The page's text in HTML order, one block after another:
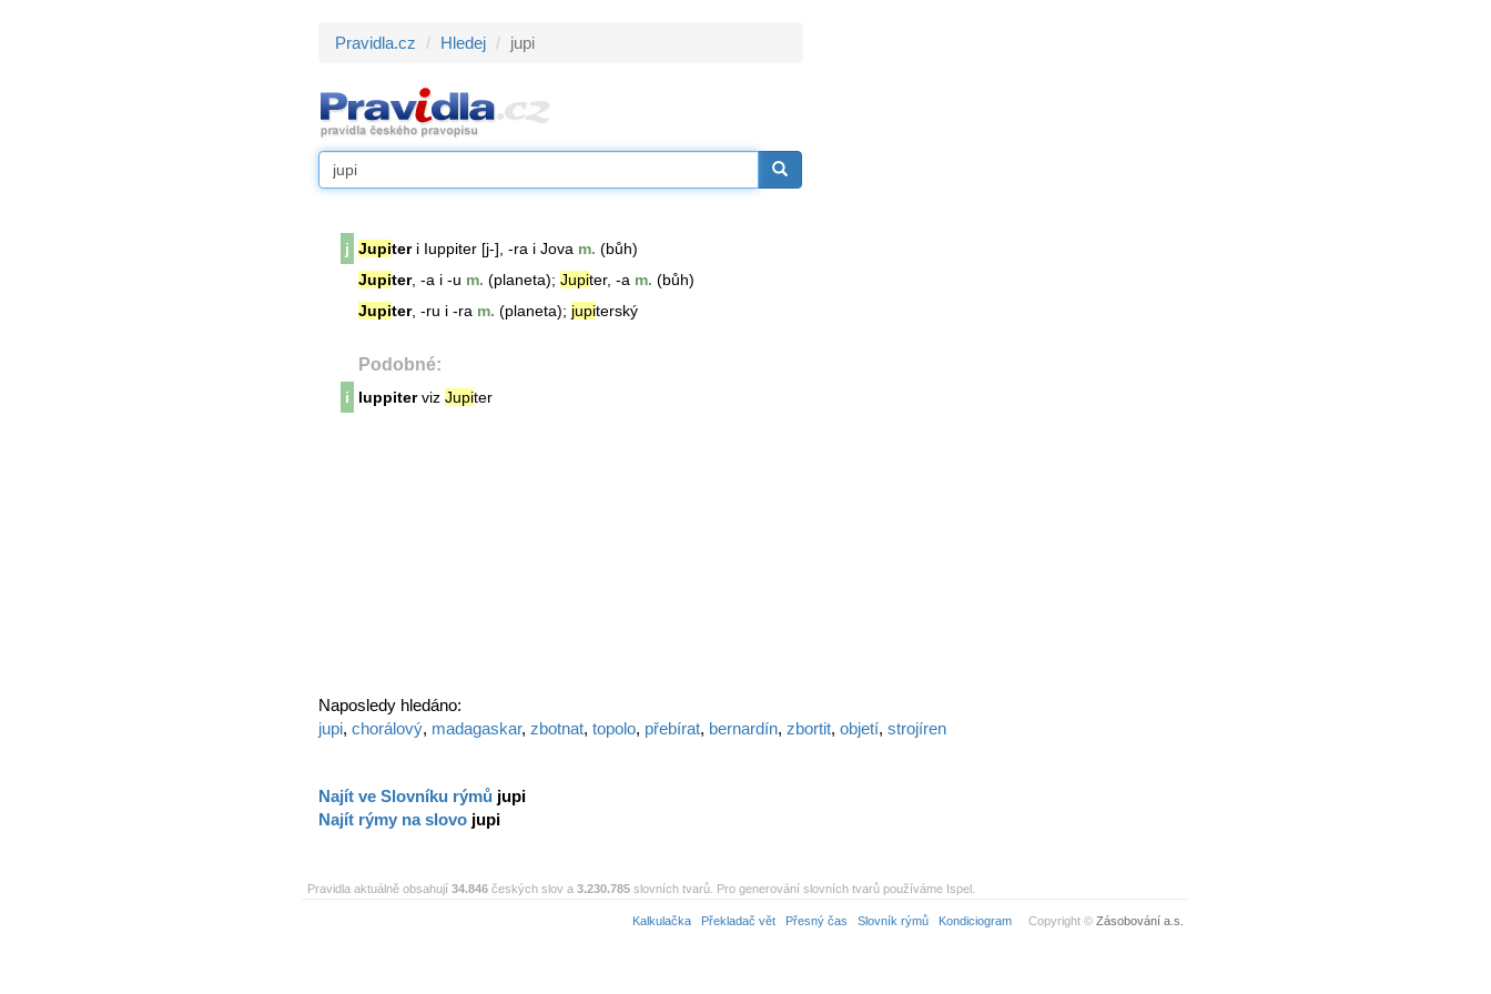
Pravidla.cz Hledej jupi
j Jupiteri Iuppiter [j-], -ra i Jova m. (bůh)
Jupiter, -a i -u m. (planeta); Jupiter, -a m. (bůh)
Jupiter, -ru i -ra m. (planeta); jupiterský
Podobné:
i Iuppiterviz Jupiter
Naposledy hledáno:
jupi, chorálový, madagaskar, zbotnat, topolo, přebírat, bernardín, zbortit, objetí, strojíren
Najít ve Slovníku rýmů jupi
Najít rýmy na slovo jupi
Pravidla aktuálně obsahují 34.846 českých slov a 3.230.785 slovních tvarů. Pro generování slovních tvarů používáme Ispel.
Kalkulačka Překladač vět Přesný čas Slovník rýmů Kondiciogram Copyright © Zásobování a.s.